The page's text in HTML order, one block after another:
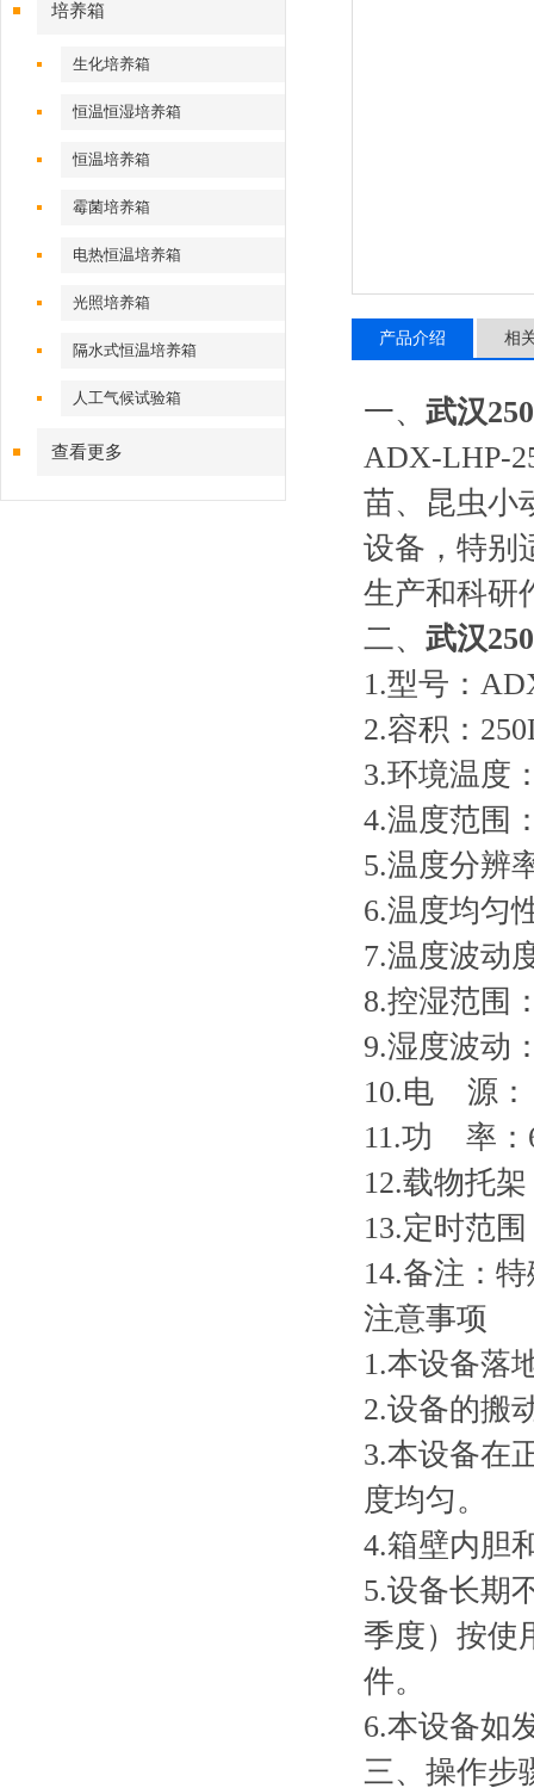
培养箱
生化培养箱
恒温恒湿培养箱
恒温培养箱
霉菌培养箱
电热恒温培养箱
光照培养箱
隔水式恒温培养箱
人工气候试验箱
查看更多
产品介绍 相
一、 武汉
ADX-LHP-
苗、昆虫小
设备，特别
生产和科研
二、 武汉
1.型号：
2.容积：
3.环境温度
4.温度范围
5.温度分辨
6.温度均匀
7.温度波动
8.控湿范围
9.湿度波动
10.电 源
11.功 率：
12.载物托
13.定时范
14.备注：
注意事项
1.本设备落
2.设备的搬
3.本设备在
度均匀。
4.箱壁内胆
5.设备长期
季度）按使
件。
6.本设备如
三、操作步